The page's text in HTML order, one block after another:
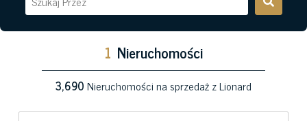
1 Nieruchomości
3,690Nieruchomości na sprzedaż z Lionard